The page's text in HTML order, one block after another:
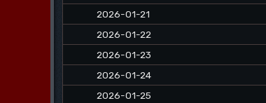
2026-01-21
2026-01-22
2026-01-23
2026-01-24
2026-01-25